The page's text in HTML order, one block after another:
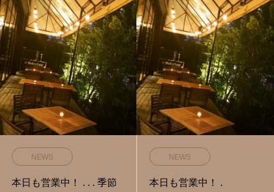
NEWS
本日も営業中！ . . . 季節
NEWS
本日も営業中！ .